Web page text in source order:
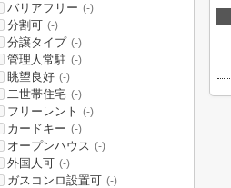
バリアフリー (-)
分割可 (-)
分譲タイプ (-)
管理人常駐 (-)
眺望良好 (-)
二世帯住宅 (-)
フリーレント (-)
カードキー (-)
オープンハウス (-)
外国人可 (-)
ガスコンロ設置可 (-)